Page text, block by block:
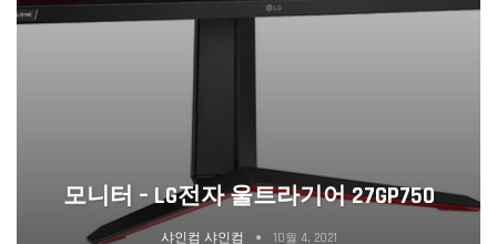
모니터 – LG전자 울트라기어 27GP750
샤인컴 샤인컴 10월 4, 2021